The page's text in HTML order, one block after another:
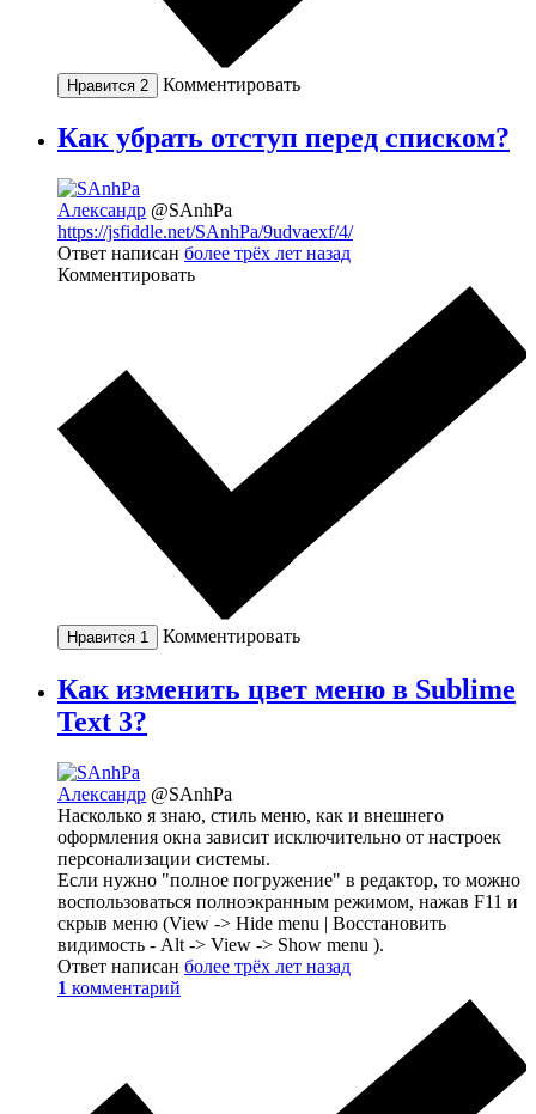
Нравится 2 Комментировать
Как убрать отступ перед списком?
Александр @SAnhPa
https://jsfiddle.net/SAnhPa/9udvaexf/4/
Ответ написан более трёх лет назад
Комментировать
Нравится 1 Комментировать
Как изменить цвет меню в Sublime
Text 3?
Александр @SAnhPa
Насколько я знаю, стиль меню, как и внешнего
оформления окна зависит исключительно от настроек
персонализации системы.
Если нужно "полное погружение" в редактор, то можно
воспользоваться полноэкранным режимом, нажав F11 и
скрыв меню (View -> Hide menu | Восстановить
видимость - Alt -> View -> Show menu ).
Ответ написан более трёх лет назад
1 комментарий